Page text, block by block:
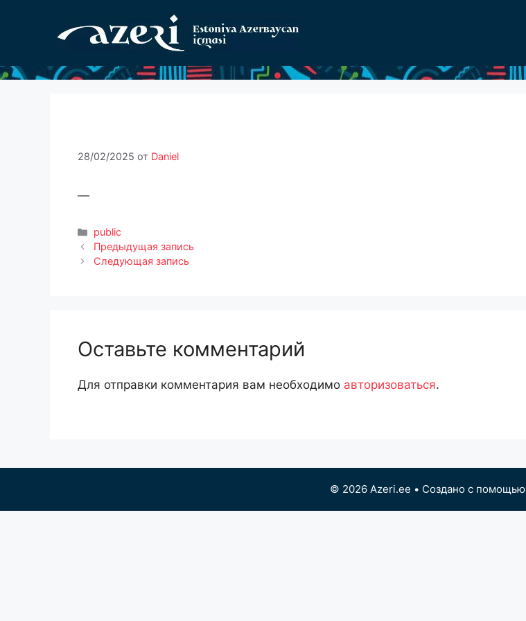
содержимому
28/02/2025 от Daniel
—
Рубрики
public
Предыдущая запись
Следующая запись
Оставьте комментарий
Для отправки комментария вам необходимо авторизоваться.
© 2026 Azeri.ee • Создано с помощью